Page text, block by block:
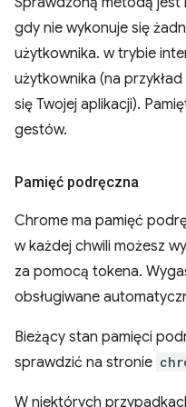
gdy nie wykonuje się
użytkownika. w trybie
użytkownika (na
się Twojej aplikacji).
gestów.
Pamięć podręczna
Chrome ma pamięć
w każdej chwili możesz
za pomocą tokena.
obsługiwane
Bieżący stan pamięci
sprawdzić na stronie
W niektórych